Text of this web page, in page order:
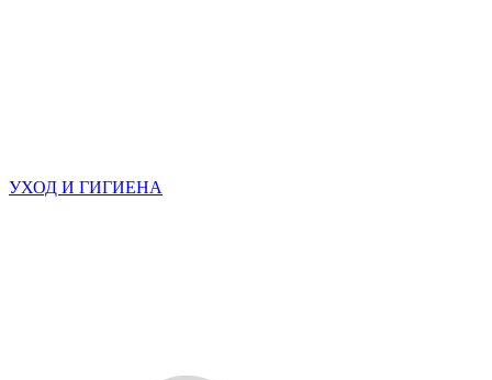
УХОД И ГИГИЕНА